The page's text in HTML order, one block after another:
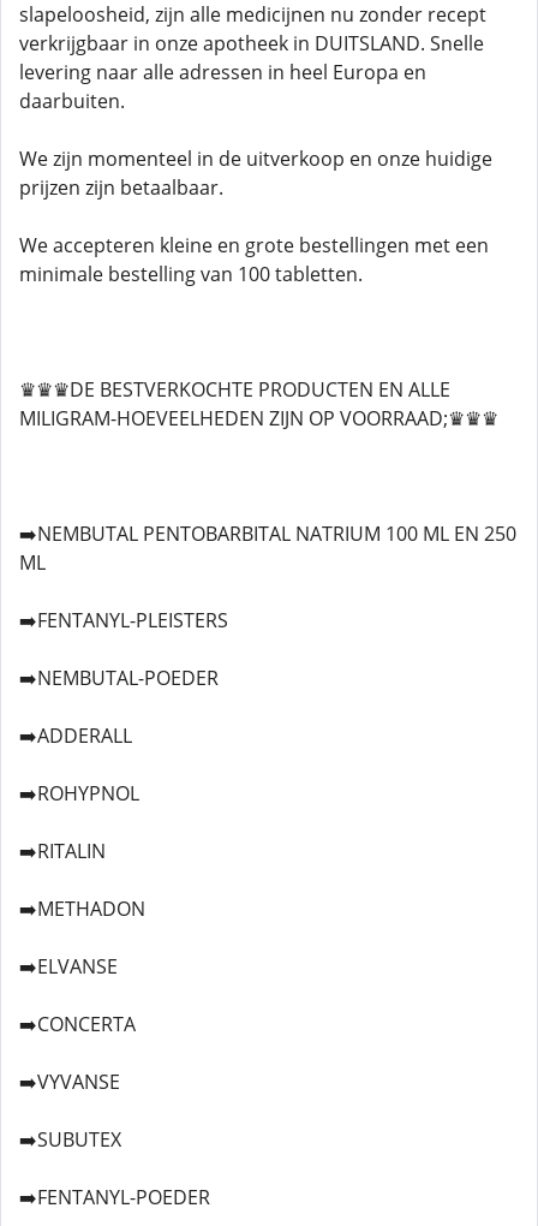
slapeloosheid, zijn alle medicijnen nu zonder recept
verkrijgbaar in onze apotheek in DUITSLAND. Snelle
levering naar alle adressen in heel Europa en
daarbuiten.
We zijn momenteel in de uitverkoop en onze huidige
prijzen zijn betaalbaar.
We accepteren kleine en grote bestellingen met een
minimale bestelling van 100 tabletten.
♛♛♛DE BESTVERKOCHTE PRODUCTEN EN ALLE
MILIGRAM-HOEVEELHEDEN ZIJN OP VOORRAAD;♛♛♛
➡️NEMBUTAL PENTOBARBITAL NATRIUM 100 ML EN 250
ML
➡️FENTANYL-PLEISTERS
➡️NEMBUTAL-POEDER
➡️ADDERALL
➡️ROHYPNOL
➡️RITALIN
➡️METHADON
➡️ELVANSE
➡️CONCERTA
➡️VYVANSE
➡️SUBUTEX
➡️FENTANYL-POEDER